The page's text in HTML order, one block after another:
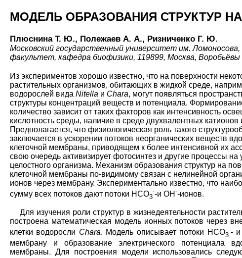
МОДЕЛЬ ОБРАЗОВАНИЯ СТРУКТУР
Плюснина Т. Ю., Полежаев А. А., Ризниченко Г. Ю.
Московский государственный университет им. Ломоносова,
факультет, кафедра биофизики, 119899, Москва, Воробьёвы
Из экспериментов хорошо известно, что на поверхности
растительных организмов, обитающих в жидкой среде,
водорослей вида Nitella и Chara, могут появляться
структуры концентраций веществ и потенциала.
количество зависит от таких факторов как интенсивность
кислотность среды, наличие в среде двухвалентных катионов
Предполагается, что физиологическая роль такого
заключается в ускорении потоков неорганических веществ
клеточной мембраны, приводящем к более интенсивной их
свою очередь активизирует фотосинтез и другие процессы на
целостного организма. Механизм образования структур на
клеточной мембраны по-видимому связан с нелинейной
ионов через мембрану. Экспериментально известно, что
сумму всех потоков дают потоки НСО3
--и ОН --ионов.
Для изучения роли структур в жизнедеятельности
построена математическая модель ионных потоков через
клетки водоросли Сhara. Модель описывает потоки НСО3
--
мембрану и образование электрического потенциала
мембраны. Для построения модели использовались